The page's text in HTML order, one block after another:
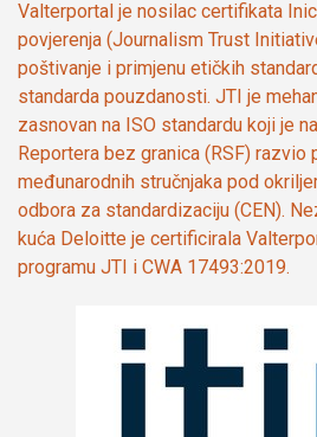
Valterportal je nosilac certifikata
povjerenja (Journalism Trust
poštivanje i primjenu etičkih
standarda pouzdanosti. JTI je
zasnovan na ISO standardu koji je
Reportera bez granica (RSF) razvio
međunarodnih stručnjaka pod
odbora za standardizaciju (CEN).
kuća Deloitte je certificirala
programu JTI i CWA 17493:2019.